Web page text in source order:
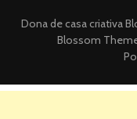
Dona de casa criativa
Blossom